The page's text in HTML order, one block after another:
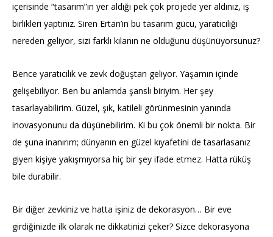
içerisinde “tasarım”ın yer aldığı pek çok projede yer aldınız, iş
birlikleri yaptınız. Siren Ertan’ın bu tasarım gücü, yaratıcılığı
nereden geliyor, sizi farklı kılanın ne olduğunu düşünüyorsunuz?
Bence yaratıcılık ve zevk doğuştan geliyor. Yaşamın içinde
gelişebiliyor. Ben bu anlamda şanslı biriyim. Her şey
tasarlayabilirim. Güzel, şık, katileli görünmesinin yanında
inovasyonunu da düşünebilirim. Ki bu çok önemli bir nokta. Bir
de şuna inanırım; dünyanın en güzel kıyafetini de tasarlasanız
giyen kişiye yakışmıyorsa hiç bir şey ifade etmez. Hatta rüküş
bile durabilir.
Bir diğer zevkiniz ve hatta işiniz de dekorasyon… Bir eve
girdiğinizde ilk olarak ne dikkatinizi çeker? Sizce dekorasyona